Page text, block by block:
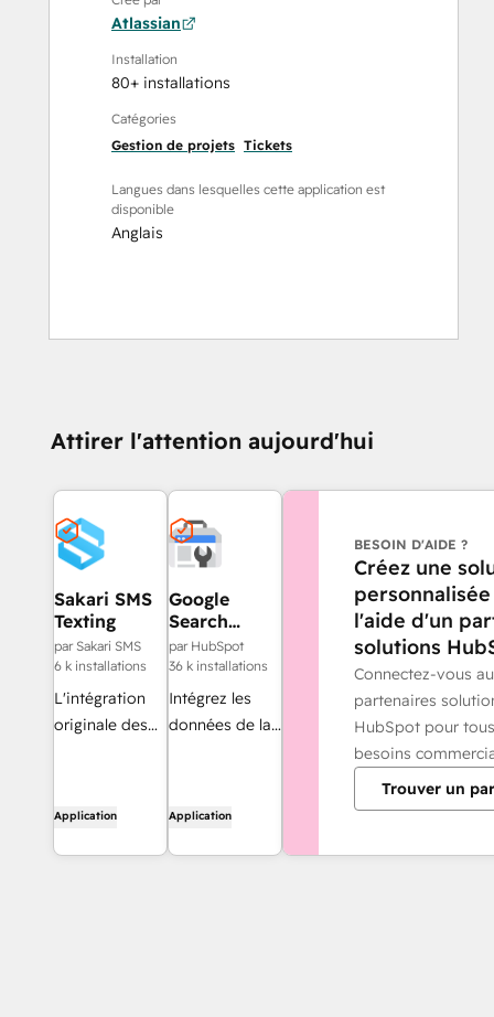
Atlassian
Installation
80+ installations
Catégories
Gestion de projets Tickets
Langues dans lesquelles cette application est
disponible
Anglais
Attirer l'attention aujourd'hui
Sakari SMS
Texting
par Sakari SMS
6 k installations
L'intégration
originale des
et
Application
Google
Search
Console
par HubSpot
36 k installations
Intégrez les
données de la
Application
BESOIN D'AIDE ?
Créez une
l'aide d'un
solutions
Connectez-vous
partenaires
HubSpot pour
besoins
Trouver un